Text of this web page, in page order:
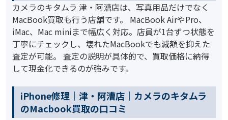
カメラのキタムラ 津・阿漕店は、写真用品だけでなく
MacBook買取も行う店舗です。 MacBook AirやPro、
iMac、Mac miniまで幅広く対応。店員が1台ずつ状態を
丁寧にチェックし、壊れたMacBookでも減額を抑えた
査定が可能。 査定の説明が具体的で、買取価格に納得
して現金化できるのが強みです。
iPhone修理｜津・阿漕店｜カメラのキタムラ
のMacbook買取の口コミ